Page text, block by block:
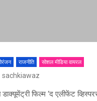
राजनीति सोशल मीडिया वायरल
sachkiawaz
फिल्म ‘द एलीफेंट